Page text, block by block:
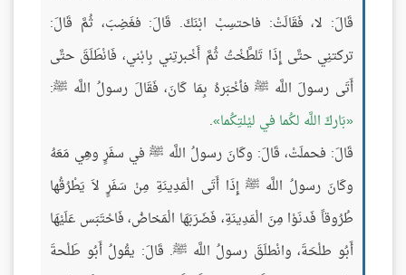
قَالَ: لا، فَقَالَتْ: فاحتسِبْ ابْنَكَ. قَالَ: فغَضِبَ، ثُمَّ قَالَ:
تركتنِي حتَّى إِذَا تَلطَّخْتُ ثُمَّ أَخْبرتِني بِابْني، فَانْطَلَقَ حتَّى
أَتَى رسولَ اللَّه ﷺ فأخْبَرهُ بِمَا كَانَ، فَقَالَ رسولُ اللَّه ﷺ:
بَاركَ اللَّه لكُما في ليْلتِكُما .
قَالَ: فحملَتْ، قَالَ: وكَانَ رسولُ اللَّه ﷺ في سفَرٍ وهِي مَعَهُ
وكَانَ رسولُ اللَّه ﷺ إِذَا أَتَى الْمَدِينَةِ مِنْ سَفَرٍ لاَ يَطْرُقُها
طُرُوقاً فَدنَوْا مِنَ الْمَدِينَةِ، فَضَرَبَهَا الْمَخاضُ، فَاحْتَبَس عَلَيْهَا
أَبُو طلْحَةَ، وانْطلَقَ رسولُ اللَّه ﷺ. قَالَ: يقُولُ أَبُو طَلْحةَ